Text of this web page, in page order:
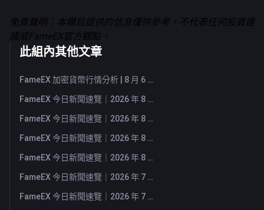
免責聲明：本欄目提供的信息僅供參考，不代表任何投資建
議或FameEX官方觀點。
此組內其他文章
FameEX 加密貨幣行情分析 | 8 月 6 日, 2026
FameEX 今日新聞速覽｜2026 年 8 月 6 日
FameEX 今日新聞速覽｜2026 年 8 月 5 日
FameEX 今日新聞速覽｜2026 年 8 月 4 日
FameEX 今日新聞速覽｜2026 年 8 月 3 日
FameEX 今日新聞速覽｜2026 年 7 月 31 日
FameEX 今日新聞速覽｜2026 年 7 月 30 日